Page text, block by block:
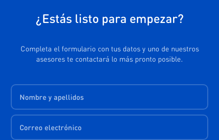
¿Estás listo para empezar?
Completa el formulario con tus datos y uno de nuestros
asesores te contactará lo más pronto posible.